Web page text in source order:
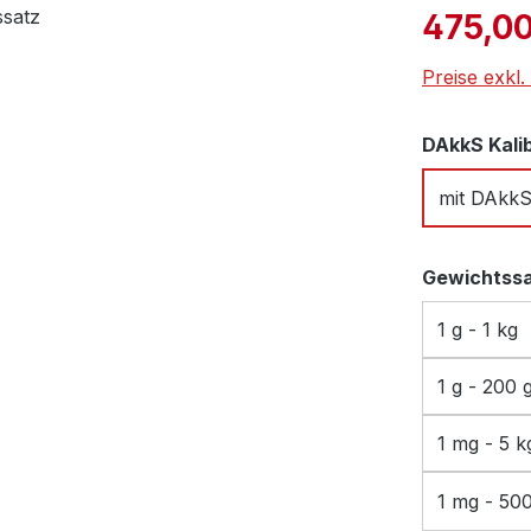
Preise
DAkkS
mit DAkkS
1 g - 1 kg
1 g - 200
1 mg - 5
1 mg -